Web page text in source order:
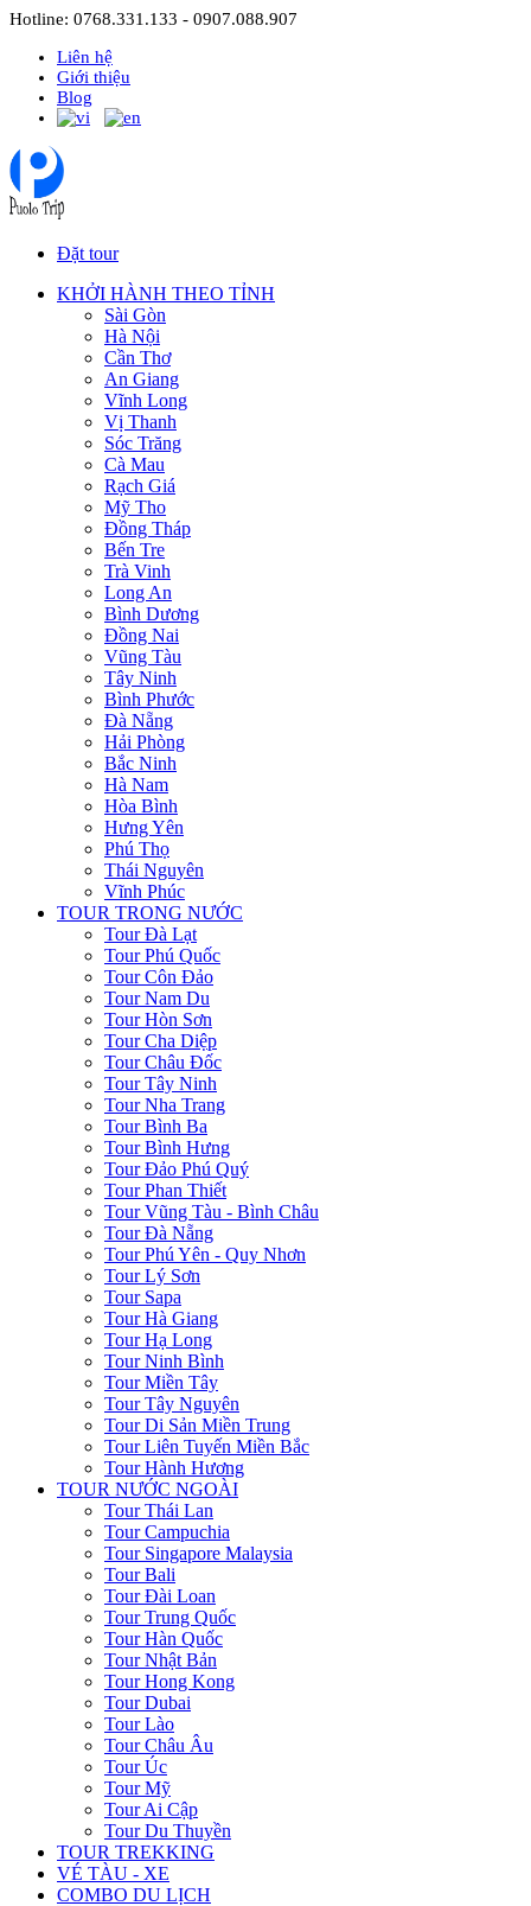
Hotline: 0768.331.133 - 0907.088.907
Liên hệ
Giới thiệu
Blog
Đặt tour
KHỞI HÀNH THEO TỈNH
Sài Gòn
Hà Nội
Cần Thơ
An Giang
Vĩnh Long
Vị Thanh
Sóc Trăng
Cà Mau
Rạch Giá
Mỹ Tho
Đồng Tháp
Bến Tre
Trà Vinh
Long An
Bình Dương
Đồng Nai
Vũng Tàu
Tây Ninh
Bình Phước
Đà Nẵng
Hải Phòng
Bắc Ninh
Hà Nam
Hòa Bình
Hưng Yên
Phú Thọ
Thái Nguyên
Vĩnh Phúc
TOUR TRONG NƯỚC
Tour Đà Lạt
Tour Phú Quốc
Tour Côn Đảo
Tour Nam Du
Tour Hòn Sơn
Tour Cha Diệp
Tour Châu Đốc
Tour Tây Ninh
Tour Nha Trang
Tour Bình Ba
Tour Bình Hưng
Tour Đảo Phú Quý
Tour Phan Thiết
Tour Vũng Tàu - Bình Châu
Tour Đà Nẵng
Tour Phú Yên - Quy Nhơn
Tour Lý Sơn
Tour Sapa
Tour Hà Giang
Tour Hạ Long
Tour Ninh Bình
Tour Miền Tây
Tour Tây Nguyên
Tour Di Sản Miền Trung
Tour Liên Tuyến Miền Bắc
Tour Hành Hương
TOUR NƯỚC NGOÀI
Tour Thái Lan
Tour Campuchia
Tour Singapore Malaysia
Tour Bali
Tour Đài Loan
Tour Trung Quốc
Tour Hàn Quốc
Tour Nhật Bản
Tour Hong Kong
Tour Dubai
Tour Lào
Tour Châu Âu
Tour Úc
Tour Mỹ
Tour Ai Cập
Tour Du Thuyền
TOUR TREKKING
VÉ TÀU - XE
COMBO DU LỊCH